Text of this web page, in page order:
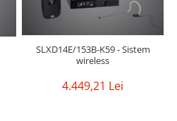
SLXD14E/153B-K59 - Sistem
wireless
4.449,21 Lei